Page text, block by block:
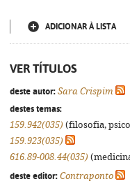
ADICIONAR À LISTA
VER TÍTULOS
deste autor: Sara Crispim
destes temas:
159.942(035) (filosofia,
159.923(035)
616.89-008.44(035)
deste editor: Contraponto